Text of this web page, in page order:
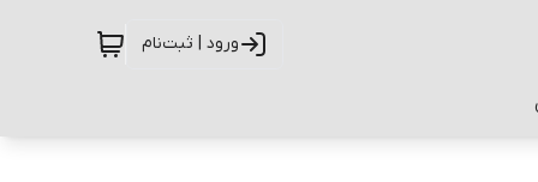
ورود | ثبت‌نام